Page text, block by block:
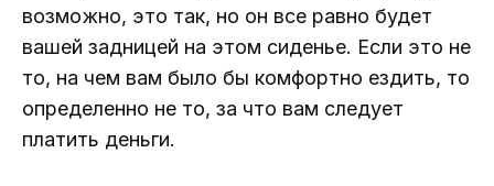
возможно, это так, но он все равно будет
вашей задницей на этом сиденье. Если это не
то, на чем вам было бы комфортно ездить, то
определенно не то, за что вам следует
платить деньги.